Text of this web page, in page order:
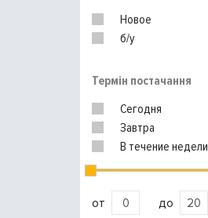
Новое
б/у
Термін постачання
Сегодня
Завтра
В течение недели
от до